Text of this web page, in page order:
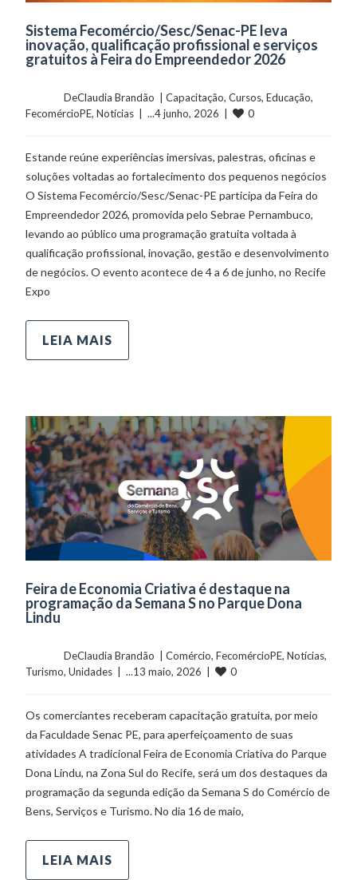
Sistema Fecomércio/Sesc/Senac-PE leva
inovação, qualificação profissional e serviços
gratuitos à Feira do Empreendedor 2026
	    	DeClaudia Brandão  |
Capacitação, Cursos, Educação
FecomércioPE, Notícias
  |  ...4 junho, 2026  |
0
Estande reúne experiências imersivas, palestras, oficinas e
soluções voltadas ao fortalecimento dos pequenos negócios
O Sistema Fecomércio/Sesc/Senac-PE participa da Feira do
Empreendedor 2026, promovida pelo Sebrae Pernambuco,
levando ao público uma programação gratuita voltada à
qualificação profissional, inovação, gestão e desenvolvimento
de negócios. O evento acontece de 4 a 6 de junho, no Recife
Expo
LEIA MAIS
Feira de Economia Criativa é destaque na
programação da Semana S no Parque Dona
Lindu
	    	DeClaudia Brandão  |
Comércio, FecomércioPE, Notícias
Turismo, Unidades
  |  ...13 maio, 2026  |
0
Os comerciantes receberam capacitação gratuita, por meio
da Faculdade Senac PE, para aperfeiçoamento de suas
atividades A tradicional Feira de Economia Criativa do Parque
Dona Lindu, na Zona Sul do Recife, será um dos destaques da
programação da segunda edição da Semana S do Comércio de
Bens, Serviços e Turismo. No dia 16 de maio,
LEIA MAIS